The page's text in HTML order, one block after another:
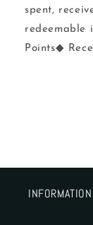
spent,
redeemable
Points◆
INFORMATION